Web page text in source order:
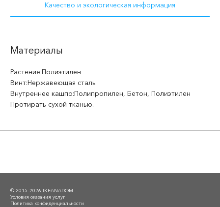
Качество и экологическая информация
Материалы
Растение:Полиэтилен
Винт:Нержавеющая сталь
Внутреннее кашпо:Полипропилен, Бетон, Полиэтилен
Протирать сухой тканью.
© 2015–2026 IKEANADOM
Условия оказания услуг
Политика конфиденциальности